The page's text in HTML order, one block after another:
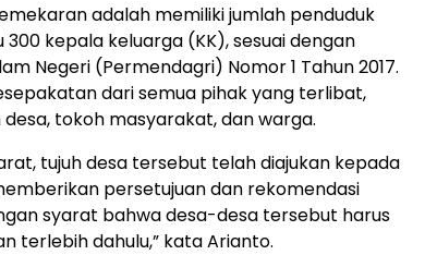
adalah memiliki jumlah penduduk
300 kepala keluarga (KK), sesuai dengan
Negeri (Permendagri) Nomor 1 Tahun 2017.
dari semua pihak yang terlibat,
tokoh masyarakat, dan warga.
tujuh desa tersebut telah diajukan kepada
persetujuan dan rekomendasi
syarat bahwa desa-desa tersebut harus
terlebih dahulu,” kata Arianto.